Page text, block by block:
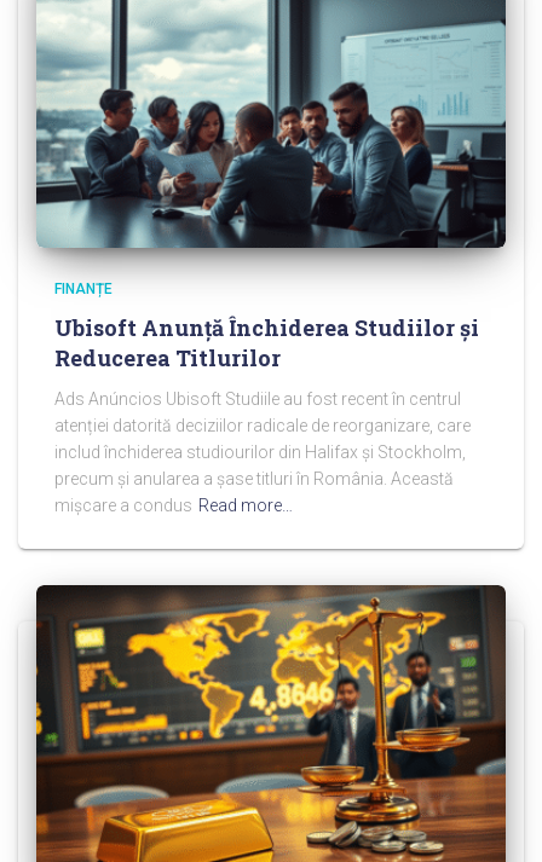
FINANȚE
Ubisoft Anunță Închiderea Studiilor și
Reducerea Titlurilor
Ads Anúncios Ubisoft Studiile au fost recent în centrul
atenției datorită deciziilor radicale de reorganizare, care
includ închiderea studiourilor din Halifax și Stockholm,
precum și anularea a șase titluri în România. Această
mișcare a condus Read more…